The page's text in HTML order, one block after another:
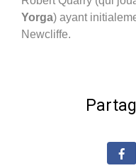
Yorga) ayant
Newcliffe.